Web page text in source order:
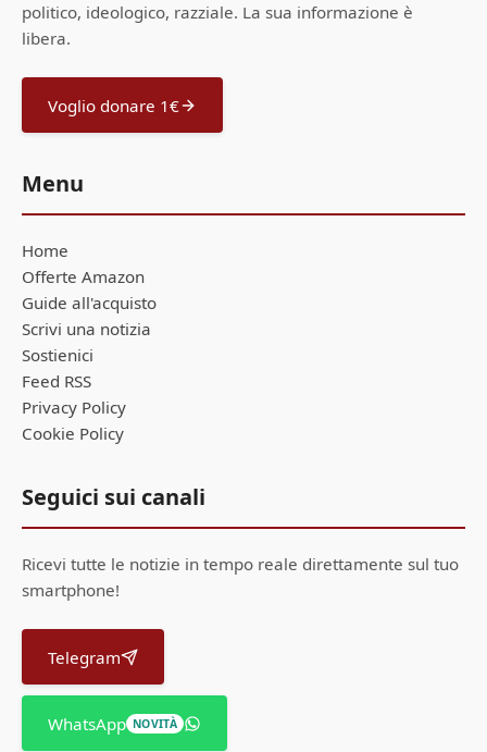
politico, ideologico, razziale. La sua informazione è
libera.
Voglio donare 1€
Menu
Home
Offerte Amazon
Guide all'acquisto
Scrivi una notizia
Sostienici
Feed RSS
Privacy Policy
Cookie Policy
Seguici sui canali
Ricevi tutte le notizie in tempo reale direttamente sul tuo
smartphone!
Telegram
WhatsApp NOVITÀ